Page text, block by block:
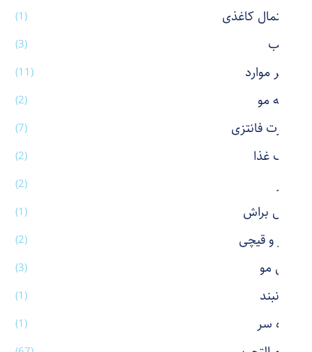
دستمال کاغذی (1)
رژ لب (3)
سایر موارد (11)
شانه مو (2)
شورت فانتزی (7)
ظرف غذا (2)
عطر (2)
فیس براش (1)
کاتر و قیچی (2)
کش مو (3)
گردنبند (1)
گیره سر (1)